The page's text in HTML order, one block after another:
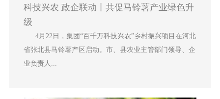
科技兴农 政企联动丨共促马铃薯产业绿色升
级
4月22日，集团“百千万科技兴农”乡村振兴项目在河北
省张北县马铃薯产区启动。市、县农业主管部门领导、企
业负责人...